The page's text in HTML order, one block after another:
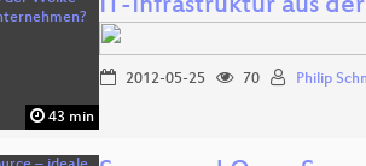
43 min
IT-Infrastruktur aus
2012-05-25 70 Philip